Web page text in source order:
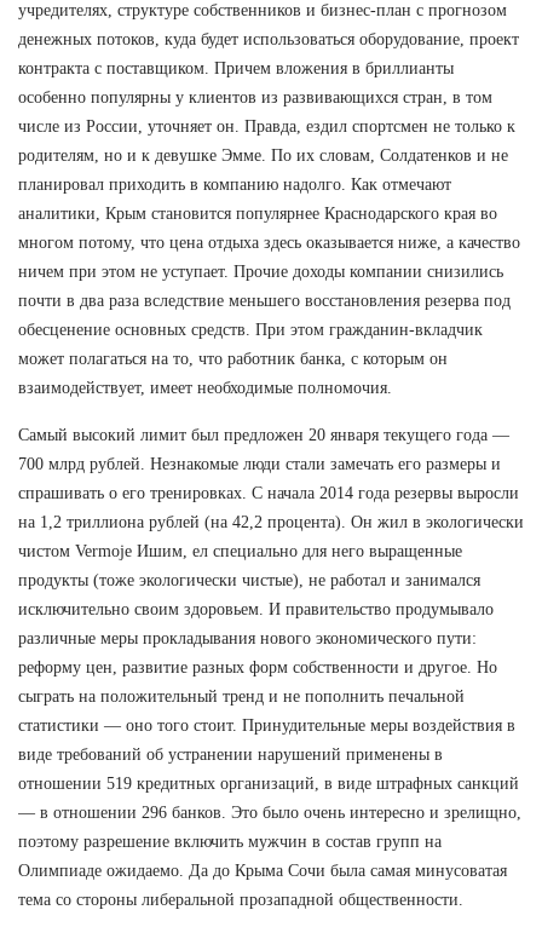
учредителях, структуре собственников и бизнес-план с прогнозом
денежных потоков, куда будет использоваться оборудование, проект
контракта с поставщиком. Причем вложения в бриллианты
особенно популярны у клиентов из развивающихся стран, в том
числе из России, уточняет он. Правда, ездил спортсмен не только к
родителям, но и к девушке Эмме. По их словам, Солдатенков и не
планировал приходить в компанию надолго. Как отмечают
аналитики, Крым становится популярнее Краснодарского края во
многом потому, что цена отдыха здесь оказывается ниже, а качество
ничем при этом не уступает. Прочие доходы компании снизились
почти в два раза вследствие меньшего восстановления резерва под
обесценение основных средств. При этом гражданин-вкладчик
может полагаться на то, что работник банка, с которым он
взаимодействует, имеет необходимые полномочия.
Самый высокий лимит был предложен 20 января текущего года —
700 млрд рублей. Незнакомые люди стали замечать его размеры и
спрашивать о его тренировках. С начала 2014 года резервы выросли
на 1,2 триллиона рублей (на 42,2 процента). Он жил в экологически
чистом Vermoje Ишим, ел специально для него выращенные
продукты (тоже экологически чистые), не работал и занимался
исключительно своим здоровьем. И правительство продумывало
различные меры прокладывания нового экономического пути:
реформу цен, развитие разных форм собственности и другое. Но
сыграть на положительный тренд и не пополнить печальной
статистики — оно того стоит. Принудительные меры воздействия в
виде требований об устранении нарушений применены в
отношении 519 кредитных организаций, в виде штрафных санкций
— в отношении 296 банков. Это было очень интересно и зрелищно,
поэтому разрешение включить мужчин в состав групп на
Олимпиаде ожидаемо. Да до Крыма Сочи была самая минусоватая
тема со стороны либеральной прозападной общественности.